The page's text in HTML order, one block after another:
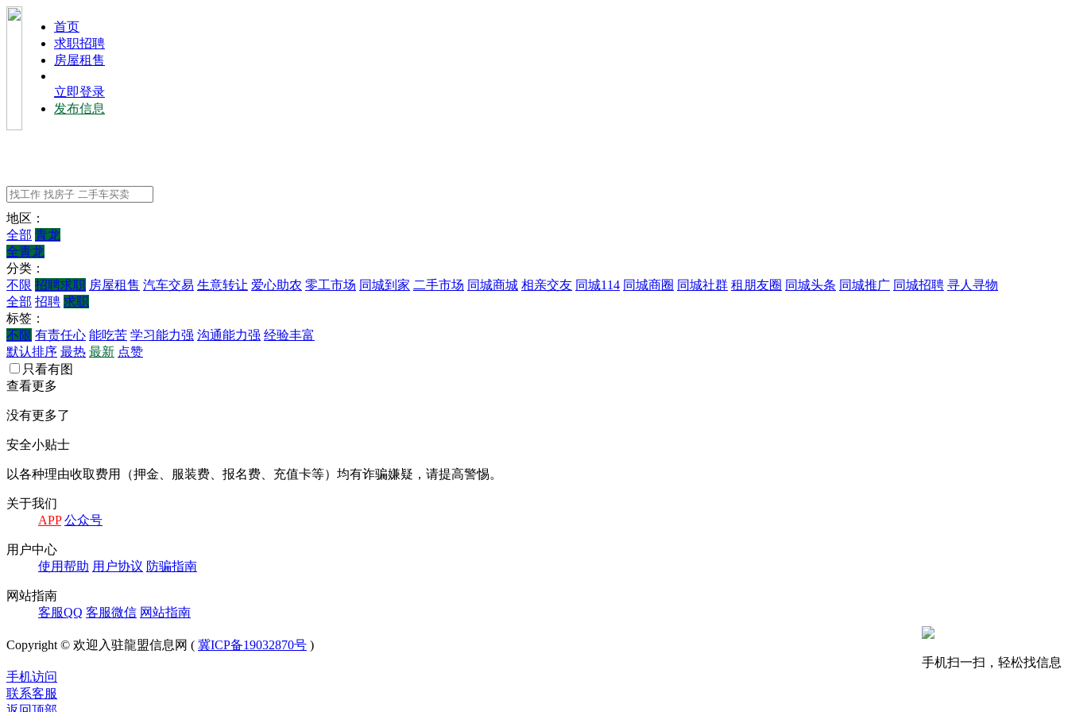
⾸⻚
求职招聘
房屋租售
立即登录
发布信息
地区：
全部 青龙
全青龙
分类：
不限 招聘求职 房屋租售 汽车交易 生意转让 爱心助农 零工市场 同城到家 二手市场 同城商城 相亲交友 同城114 同城商圈 同城社群 租朋友圈 同城头条 同城推广 同城招聘 寻人寻物
全部 招聘 求职
标签：
不限 有责任心 能吃苦 学习能力强 沟通能力强 经验丰富
默认排序 最热 最新 点赞
只看有图
查看更多
没有更多了
安全小贴士
以各种理由收取费⽤（押⾦、服装费、报名费、充值卡等）均有诈骗嫌疑，请提⾼警惕。
关于我们
APP 公众号
⽤户中⼼
使⽤帮助 ⽤户协议 防骗指南
⽹站指南
客服QQ 客服微信 ⽹站指南
手机扫一扫，轻松找信息
Copyright © 欢迎入驻龍盟信息网 ( 冀ICP备19032870号 )
手机访问
联系客服